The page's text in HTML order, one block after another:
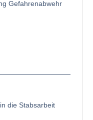
Gefahrenabwehr
die Stabsarbeit